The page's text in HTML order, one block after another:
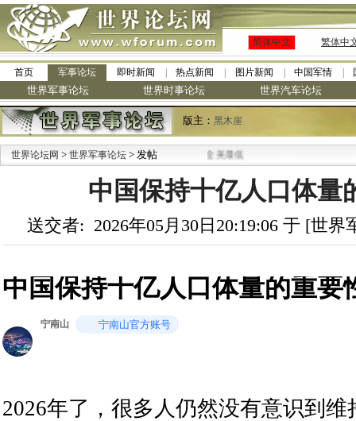
简体中文 繁体中
首页 军事论坛 即时新闻 热点新闻 图片新闻 中国军情
世界军事论坛 世界时事论坛 世界汽车论坛
版主： 黑木崖
世界论坛网 > 世界军事论坛 > 发帖
中国保持十亿人口体量
送交者: 2026年05月30日20:19:06 于 [世
中国保持十亿人口体量的重要
宁南山 宁南山官方账号
2026年了，很多人仍然没有意识到